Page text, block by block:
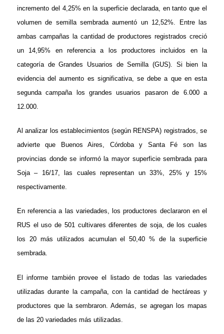
incremento del 4,25% en la superficie declarada, en tanto que el
volumen de semilla sembrada aumentó un 12,52%. Entre las
ambas campañas la cantidad de productores registrados creció
un 14,95% en referencia a los productores incluidos en la
categoría de Grandes Usuarios de Semilla (GUS). Si bien la
evidencia del aumento es significativa, se debe a que en esta
segunda campaña los grandes usuarios pasaron de 6.000 a
12.000.
Al analizar los establecimientos (según RENSPA) registrados, se
advierte que Buenos Aires, Córdoba y Santa Fé son las
provincias donde se informó la mayor superficie sembrada para
Soja – 16/17, las cuales representan un 33%, 25% y 15%
respectivamente.
En referencia a las variedades, los productores declararon en el
RUS el uso de 501 cultivares diferentes de soja, de los cuales
los 20 más utilizados acumulan el 50,40 % de la superficie
sembrada.
El informe también provee el listado de todas las variedades
utilizadas durante la campaña, con la cantidad de hectáreas y
productores que la sembraron. Además, se agregan los mapas
de las 20 variedades más utilizadas.